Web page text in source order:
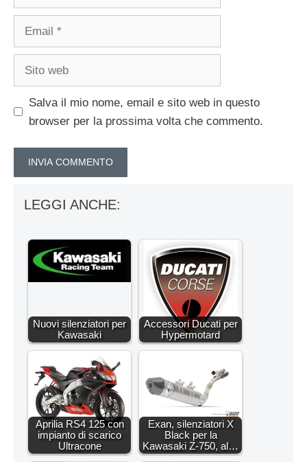
Salva il mio nome, email e sito web in questo
browser per la prossima volta che commento.
LEGGI ANCHE:
Nuovi silenziatori per
Kawasaki
Accessori Ducati per
Hypermotard
Aprilia RS4 125 con
impianto di scarico
Ultracone
Exan, silenziatori X
Black per la
Kawasaki Z-750, al…